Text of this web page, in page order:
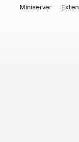
Miniserver